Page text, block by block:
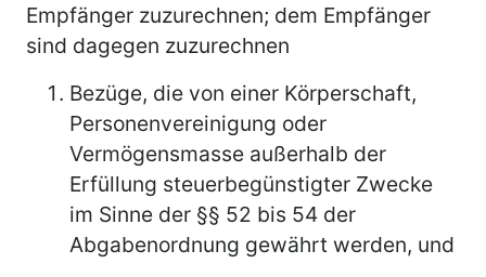
Empfänger zuzurechnen; dem Empfänger
sind dagegen zuzurechnen
Bezüge, die von einer Körperschaft,
Personenvereinigung oder
Vermögensmasse außerhalb der
Erfüllung steuerbegünstigter Zwecke
im Sinne der §§ 52 bis 54 der
Abgabenordnung gewährt werden, und